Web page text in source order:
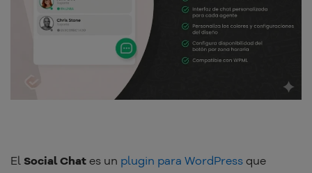
El Social Chat es un plugin para WordPress que